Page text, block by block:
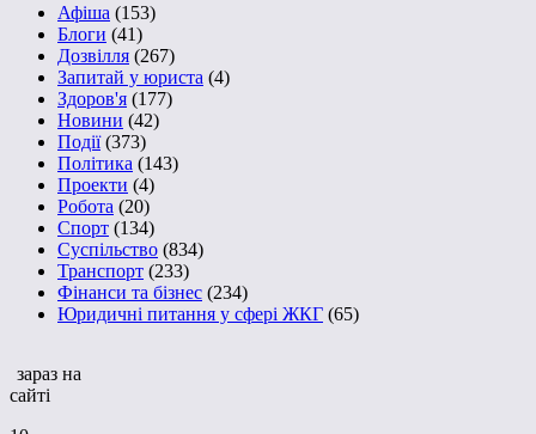
Афіша (153)
Блоги (41)
Дозвілля (267)
Запитай у юриста (4)
Здоров'я (177)
Новини (42)
Події(373)
Політика (143)
Проекти (4)
Робота (20)
Спорт (134)
Суспільство (834)
Транспорт (233)
Фінанси та бізнес (234)
Юридичні питання у сфері ЖКГ (65)
зараз на
сайті